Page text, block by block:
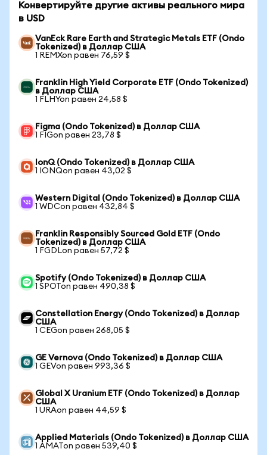
Конвертируйте другие активы реального мира
в USD
VanEck Rare Earth and Strategic Metals ETF (Ondo
Tokenized) в Доллар США
1 REMXon равен 76,59 $
Franklin High Yield Corporate ETF (Ondo Tokenized)
в Доллар США
1 FLHYon равен 24,58 $
Figma (Ondo Tokenized) в Доллар США
1 FIGon равен 23,78 $
IonQ (Ondo Tokenized) в Доллар США
1 IONQon равен 43,02 $
Western Digital (Ondo Tokenized) в Доллар США
1 WDCon равен 432,84 $
Franklin Responsibly Sourced Gold ETF (Ondo
Tokenized) в Доллар США
1 FGDLon равен 57,72 $
Spotify (Ondo Tokenized) в Доллар США
1 SPOTon равен 490,38 $
Constellation Energy (Ondo Tokenized) в Доллар
США
1 CEGon равен 268,05 $
GE Vernova (Ondo Tokenized) в Доллар США
1 GEVon равен 993,36 $
Global X Uranium ETF (Ondo Tokenized) в Доллар
США
1 URAon равен 44,59 $
Applied Materials (Ondo Tokenized) в Доллар США
1 AMATon равен 539,40 $